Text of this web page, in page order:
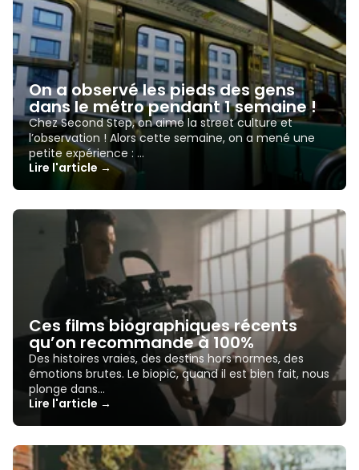
On a observé les pieds des gens
dans le métro pendant 1 semaine !
Chez Second Step, on aime la street culture et
l’observation ! Alors cette semaine, on a mené une
petite expérience : …
Lire l'article →
Ces films biographiques récents
qu’on recommande à 100%
Des histoires vraies, des destins hors normes, des
émotions brutes. Le biopic, quand il est bien fait, nous
plonge dans…
Lire l'article →